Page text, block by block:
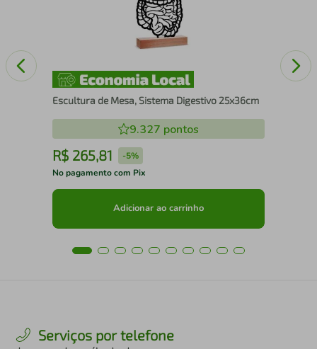
Escultura de Mesa, Sistema Digestivo 25x36cm
9.327 pontos
R$ 265,81 -5%
No pagamento com Pix
Adicionar ao carrinho
Serviços por telefone